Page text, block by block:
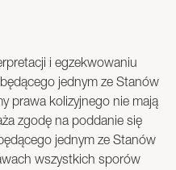
i egzekwowaniu
jednym ze Stanów
prawa kolizyjnego nie mają
zgodę na poddanie się
jednym ze Stanów
wszystkich sporów